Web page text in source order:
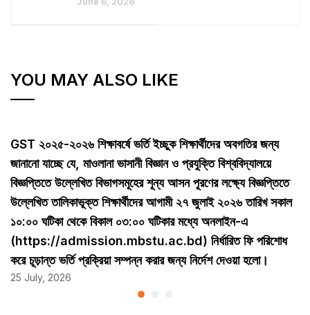
YOU MAY ALSO LIKE
GST ২০২৫-২০২৬ শিক্ষাবর্ষে ভর্তি ইচ্ছুক শিক্ষার্থীদের অবগতির জন্য
জানানো যাচ্ছে যে, মাওলানা ভাসানী বিজ্ঞান ও প্রযুক্তি বিশ্ববিদ্যালয়ে
বিজ্ঞপ্তিতে উল্লেখিত বিভাগসমূহের শূন্য আসন পূরণের লক্ষ্যে বিজ্ঞপ্তিতে
উল্লেখিত তালিকাভূক্ত শিক্ষার্থীদের আগামী ২৭ জুলাই ২০২৬ তারিখ সকাল
১০:০০ ঘটিকা থেকে বিকাল ০৩:০০ ঘটিকার মধ্যে অনলাইন-এ
(https://admission.mbstu.ac.bd) নির্ধারিত ফি পরিশোধ
করে চূড়ান্ত ভর্তি প্রক্রিয়া সম্পন্ন করার জন্য নির্দেশ দেওয়া হলো।
25 July, 2026